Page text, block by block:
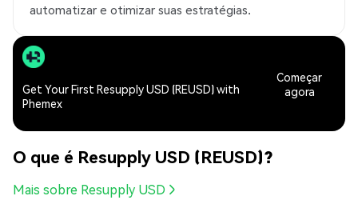
automatizar e otimizar suas estratégias.
Get Your First Resupply USD (REUSD) with
Phemex
Começar
agora
O que é Resupply USD (REUSD)?
Mais sobre Resupply USD